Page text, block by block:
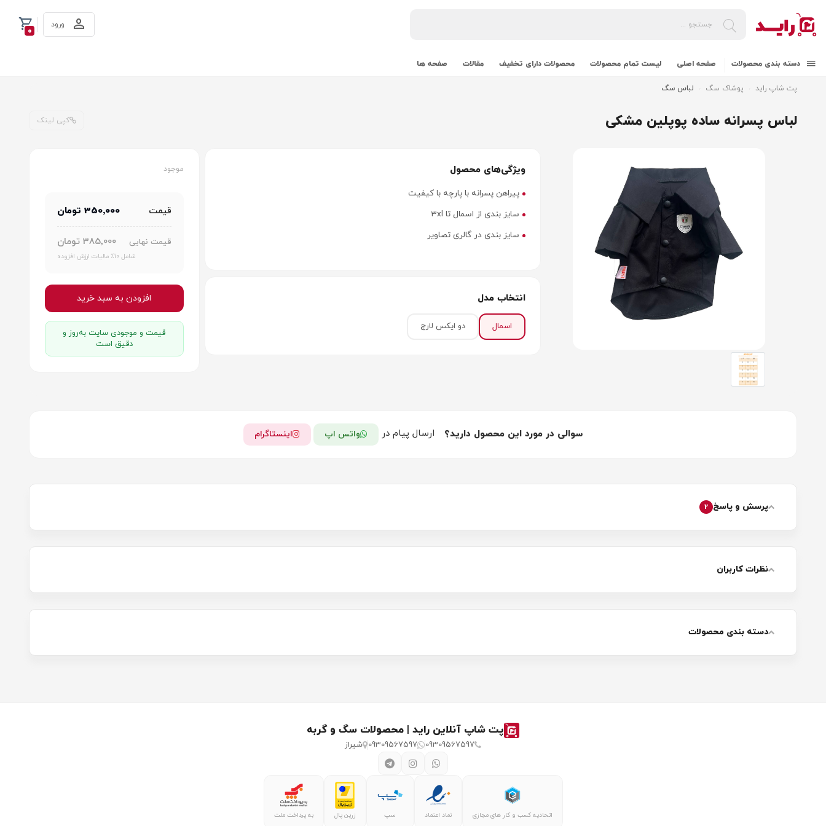
0
ورود
دسته بندی محصولات صفحه اصلی لیست تمام محصولات محصولات دارای تخفیف مقالات صفحه ها
پت شاپ راید پوشاک سگ لباس سگ
لباس پسرانه ساده پوپلین مشکی کپی لینک
ویژگی‌های محصول
پیراهن پسرانه با پارچه با کیفیت
سایز بندی از اسمال تا 3xl
سایز بندی در گالری تصاویر
انتخاب مدل
اسمال دو ایکس لارج
موجود
قیمت 350٬000 تومان
قیمت نهایی 385٬000 تومان
شامل 10٪ مالیات ارزش افزوده
افزودن به سبد خرید
قیمت و موجودی سایت به‌روز و
دقیق است
سوالی در مورد این محصول دارید؟ ارسال پیام در واتس اپ اینستاگرام
پرسش و پاسخ 2
نظرات کاربران
دسته بندی محصولات
پت شاپ آنلاین راید | محصولات سگ و گربه
09309567597
09309567597 شیراز
اتحادیه کسب و کار های مجازی نماد اعتماد سپ زرین پال به پرداخت ملت